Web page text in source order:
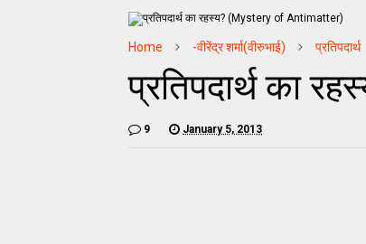
Home -वीरेंद्र शर्मा(वीरुभाई) प्रतिपदार्थ
प्रतिपदार्थ का
9 January 5, 2013